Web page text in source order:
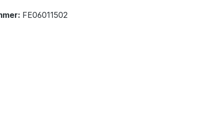
FE06011502